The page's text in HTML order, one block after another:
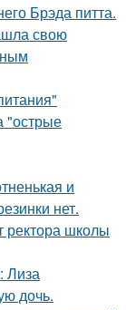
Брэда питта.
свою
"острые
и
нет.
ректора школы
Лиза
дочь.